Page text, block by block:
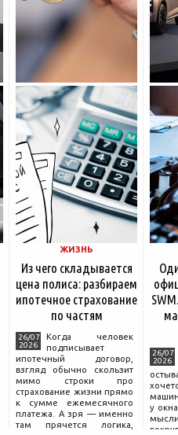
ЖИЗНЬ
Из чего складывается
цена полиса: разбираем
ипотечное страхование
по частям
26/07
2026
Когда человек
подписывает
ипотечный договор,
взгляд обычно скользит
мимо строки про
страхование жизни прямо
к сумме ежемесячного
платежа. А зря — именно
там прячется логика,
26/07
2026
у
мысли